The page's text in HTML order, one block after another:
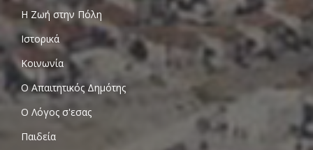
Η Ζωή στην Πόλη
Ιστορικά
Κοινωνία
Ο Απαιτητικός Δημότης
Ο Λόγος σ'εσας
Παιδεία